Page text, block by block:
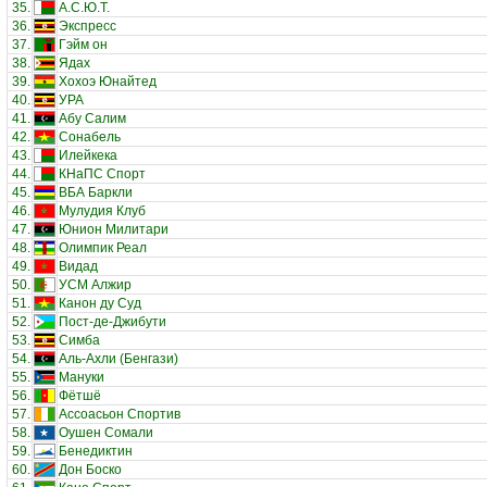
35.
А.С.Ю.Т.
36.
Экспресс
37.
Гэйм он
38.
Ядах
39.
Хохоэ Юнайтед
40.
УРА
41.
Абу Салим
42.
Сонабель
43.
Илейкека
44.
КНаПС Спорт
45.
ВБА Баркли
46.
Мулудия Клуб
47.
Юнион Милитари
48.
Олимпик Реал
49.
Видад
50.
УСМ Алжир
51.
Канон ду Суд
52.
Пост-де-Джибути
53.
Симба
54.
Аль-Ахли (Бенгази)
55.
Мануки
56.
Фётшё
57.
Ассоасьон Спортив
58.
Оушен Сомали
59.
Бенедиктин
60.
Дон Боско